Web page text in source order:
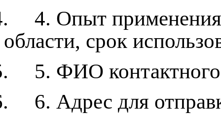
4. Опыт
области, срок
5. ФИО
6. Адрес для